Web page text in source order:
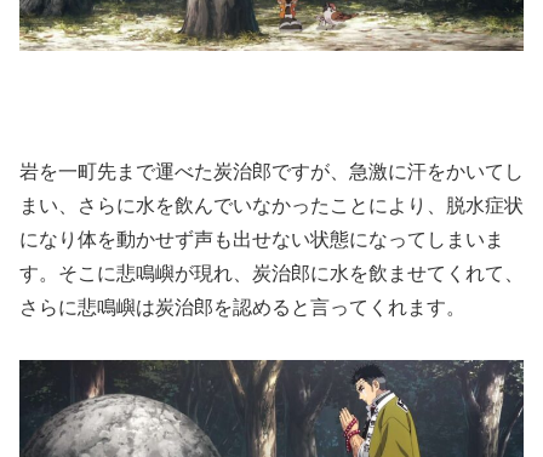
岩を一町先まで運べた炭治郎ですが、急激に汗をかいてし
まい、さらに水を飲んでいなかったことにより、脱水症状
になり体を動かせず声も出せない状態になってしまいま
す。そこに悲鳴嶼が現れ、炭治郎に水を飲ませてくれて、
さらに悲鳴嶼は炭治郎を認めると言ってくれます。